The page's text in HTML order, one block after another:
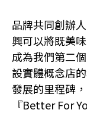
品牌共同創辦
興可以將既美
成為我們第二
設實體概念店
發展的里程碑
『Better For